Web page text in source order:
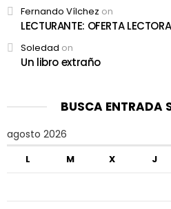
Fernando Vílchez on
LECTURANTE: OFERTA
Soledad on
Un libro extraño
BUSCA ENTRADA
agosto 2026
L M X J